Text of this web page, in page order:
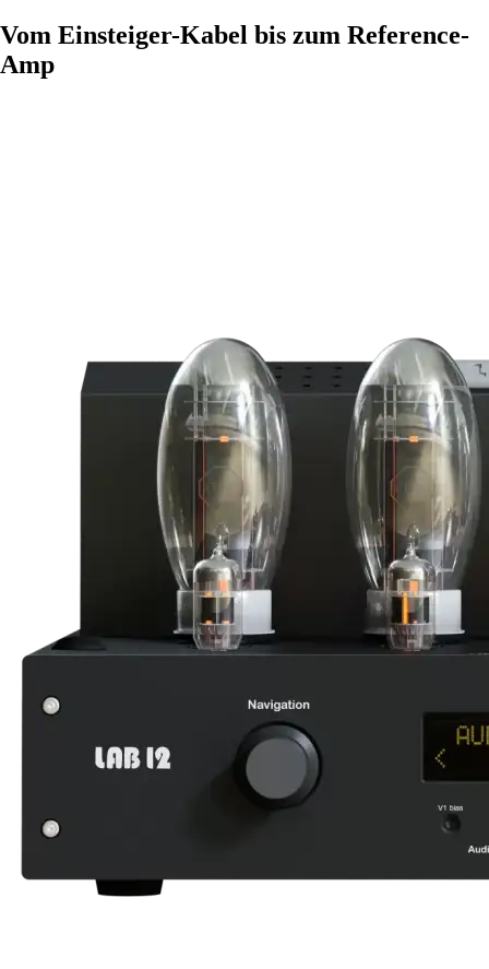
Vom Einsteiger-Kabel bis zum Reference-
Amp